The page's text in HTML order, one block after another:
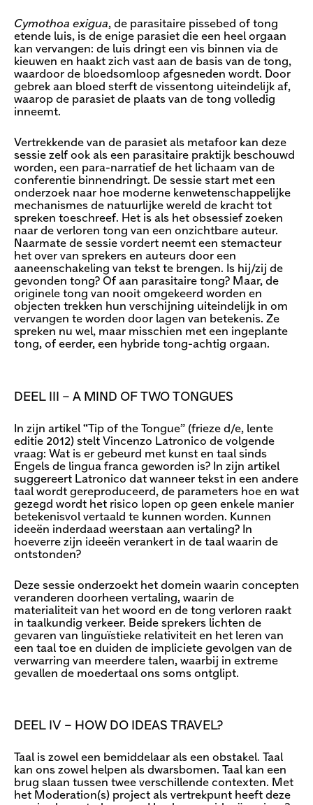
Cymothoa exigua, de parasitaire pissebed of tong
etende luis, is de enige parasiet die een heel orgaan
kan vervangen: de luis dringt een vis binnen via de
kieuwen en haakt zich vast aan de basis van de tong,
waardoor de bloedsomloop afgesneden wordt. Door
gebrek aan bloed sterft de vissentong uiteindelijk af,
waarop de parasiet de plaats van de tong volledig
inneemt.
Vertrekkende van de parasiet als metafoor kan deze
sessie zelf ook als een parasitaire praktijk beschouwd
worden, een para-narratief de het lichaam van de
conferentie binnendringt. De sessie start met een
onderzoek naar hoe moderne kenwetenschappelijke
mechanismes de natuurlijke wereld de kracht tot
spreken toeschreef. Het is als het obsessief zoeken
naar de verloren tong van een onzichtbare auteur.
Naarmate de sessie vordert neemt een stemacteur
het over van sprekers en auteurs door een
aaneenschakeling van tekst te brengen. Is hij/zij de
gevonden tong? Of aan parasitaire tong? Maar, de
originele tong van nooit omgekeerd worden en
objecten trekken hun verschijning uiteindelijk in om
vervangen te worden door lagen van betekenis. Ze
spreken nu wel, maar misschien met een ingeplante
tong, of eerder, een hybride tong-achtig orgaan.
DEEL III – A MIND OF TWO TONGUES
In zijn artikel “Tip of the Tongue” (frieze d/e, lente
editie 2012) stelt Vincenzo Latronico de volgende
vraag: Wat is er gebeurd met kunst en taal sinds
Engels de lingua franca geworden is? In zijn artikel
suggereert Latronico dat wanneer tekst in een andere
taal wordt gereproduceerd, de parameters hoe en wat
gezegd wordt het risico lopen op geen enkele manier
betekenisvol vertaald te kunnen worden. Kunnen
ideeën inderdaad weerstaan aan vertaling? In
hoeverre zijn ideeën verankert in de taal waarin de
ontstonden?
Deze sessie onderzoekt het domein waarin concepten
veranderen doorheen vertaling, waarin de
materialiteit van het woord en de tong verloren raakt
in taalkundig verkeer. Beide sprekers lichten de
gevaren van linguïstieke relativiteit en het leren van
een taal toe en duiden de impliciete gevolgen van de
verwarring van meerdere talen, waarbij in extreme
gevallen de moedertaal ons soms ontglipt.
DEEL IV – HOW DO IDEAS TRAVEL?
Taal is zowel een bemiddelaar als een obstakel. Taal
kan ons zowel helpen als dwarsbomen. Taal kan een
brug slaan tussen twee verschillende contexten. Met
het Moderation(s) project als vertrekpunt heeft deze